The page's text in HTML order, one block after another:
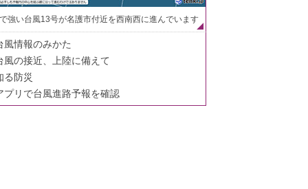
強い台風13号が名護市付近を西南西に進んでいます
風情報のみかた
風の接近、上陸に備えて
る防災
プリで台風進路予報を確認